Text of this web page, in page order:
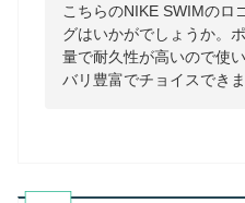
こちらのNIKE SWIMのロ
グはいかがでしょうか。
量で耐久性が高いので使
バリ豊富でチョイスできま